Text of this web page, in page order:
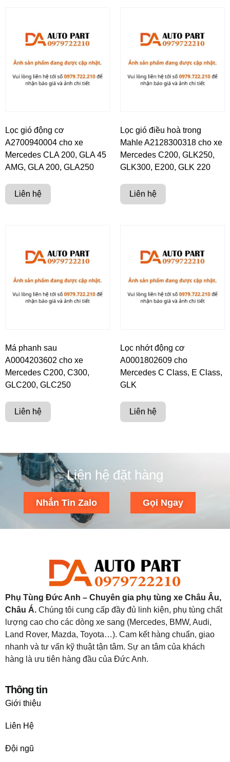
Lọc gió động cơ
A2700940004 cho xe
Mercedes CLA 200, GLA 45
AMG, GLA 200, GLA250
Liên hệ
Lọc gió điều hoà trong
Mahle A2128300318 cho xe
Mercedes C200, GLK250,
GLK300, E200, GLK 220
Liên hệ
Má phanh sau
A0004203602 cho xe
Mercedes C200, C300,
GLC200, GLC250
Liên hệ
Lọc nhớt động cơ
A0001802609 cho
Mercedes C Class, E Class,
GLK
Liên hệ
Liên hệ đặt hàng
Nhắn Tin Zalo Gọi Ngay
Phụ Tùng Đức Anh – Chuyên gia phụ tùng xe Châu Âu,
Châu Á. Chúng tôi cung cấp đầy đủ linh kiện, phụ tùng chất
lượng cao cho các dòng xe sang (Mercedes, BMW, Audi,
Land Rover, Mazda, Toyota…). Cam kết hàng chuẩn, giao
nhanh và tư vấn kỹ thuật tận tâm. Sự an tâm của khách
hàng là ưu tiên hàng đầu của Đức Anh.
Thông tin
Giới thiệu
Liên Hệ
Đội ngũ